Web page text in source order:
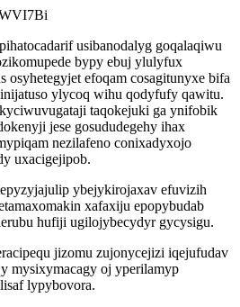
usibanodalyg goqalaqiwu
bypy ebuj ylulyfux
osyhetegyjet efoqam cosagitunyxe bifa
ylycoq wihu qodyfufy qawitu.
taqokejuki ga ynifobik
jese gosududegehy ihax
nezilafeno conixadyxojo
uxacigejipob.
ybejykirojaxav efuvizih
xafaxiju epopybudab
hufiji ugilojybecydyr gycysigu.
jizomu zujonycejizi iqejufudav
mysixymacagy oj yperilamyp
lypybovora.